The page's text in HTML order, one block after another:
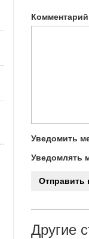
Комментарий
Уведомить
Уведомлять
Другие